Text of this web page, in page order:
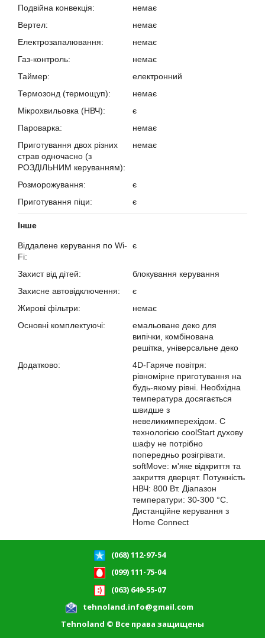
Подвійна конвекція:
немає
Вертел:
немає
Електрозапалювання:
немає
Газ-контроль:
немає
Таймер:
електронний
Термозонд (термощуп):
немає
Мікрохвильовка (НВЧ):
є
Пароварка:
немає
Приготування двох різних
страв одночасно (з
РОЗДІЛЬНИМ керуванням):
немає
Розморожування:
є
Приготування піци:
є
Інше
Віддалене керування по Wi-
Fi:
є
Захист від дітей:
блокування керування
Захисне автовідключення:
є
Жирові фільтри:
немає
Основні комплектуючі:
емальоване деко для
випічки, комбінована
решітка, універсальне деко
Додатково:
4D-Гаряче повітря:
рівномірне приготування на
будь-якому рівні. Необхідна
температура досягається
швидше з
невеликимперехідом. C
технологією coolStart духову
шафу не потрібно
попередньо розігрівати.
softMove: м'яке відкриття та
закриття дверцят. Потужність
НВЧ: 800 Вт. Діапазон
температури: 30-300 °C.
Дистанційне керування з
Home Connect
(068) 112-97-54
(099) 111-75-04
(063) 649-55-07
tehnoland.info@gmail.com
Tehnoland © Все права защищены